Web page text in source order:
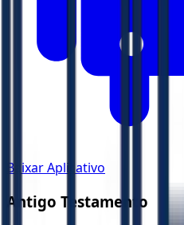
Baixar Aplicativo
Antigo Testamento